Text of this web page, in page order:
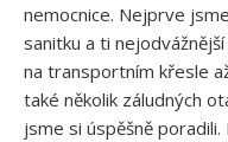
nemocnice. Nejprve
sanitku a ti
na transportním křesle
také několik záludných
jsme si úspěšně